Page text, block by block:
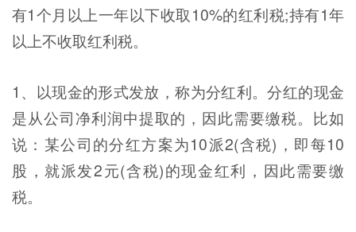
有1个月以上一年以下收取10%的红利税;持有1年
以上不收取红利税。
1、以现金的形式发放，称为分红利。分红的现金
是从公司净利润中提取的，因此需要缴税。比如
说：某公司的分红方案为10派2(含税)，即每10
股，就派发2元(含税)的现金红利，因此需要缴
税。